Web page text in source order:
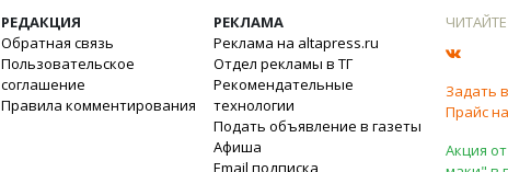
РЕДАКЦИЯ
Обратная связь
Пользовательское
соглашение
Правила комментирования
РЕКЛАМА
Реклама на altapress.ru
Отдел рекламы в ТГ
Рекомендательные
технологии
Подать объявление в газеты
Афиша
Email подписка
Задать
Прайс
Акция